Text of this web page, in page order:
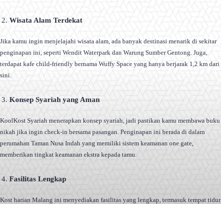
Wisata Alam Terdekat
Jika kamu ingin menjelajahi wisata alam, ada banyak destinasi menarik di sekitar
penginapan ini, seperti Wendit Waterpark dan Warung Sumber Gentong. Juga,
terdapat kafe child-friendly bernama Wuffy Space yang hanya berjarak 1,2 km dari
sini.
Konsep Syariah yang Aman
KoolKost Syariah menerapkan konsep syariah, jadi pastikan kamu membawa buku
nikah jika ingin check-in bersama pasangan. Penginapan ini berada di dalam
perumahan Taman Nusa Indah yang memiliki sistem keamanan one gate,
memberikan tingkat keamanan ekstra kepada tamu.
Fasilitas Lengkap
Kost harian Malang ini menyediakan fasilitas yang lengkap, termasuk tempat tidur